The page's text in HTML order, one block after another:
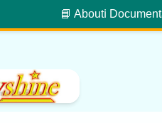
📘 Aboutℹ️